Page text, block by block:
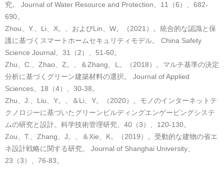
究。 Journal of Water Resource and Protection、11（6）、682-
690。
Zhou、Y.、Li、X。、およびLin、W。（2021）。統合的な認識と保
護に基づくスマートホームセキュリティモデル。 China Safety
Science Journal、31（2）、51-60。
Zhu、C.、Zhao、Z。、＆Zhang、L。（2018）。マルチ基準の決定
分析に基づくグリーン建築材料の選択。 Journal of Applied
Sciences、18（4）、30-38。
Zhu、J.、Liu、Y。、＆Li、Y。（2020）。モノのインターネットテ
クノロジーに基づいたグリーンビルディングエンゲービングシステ
ムの研究と設計。科学技術管理研究、40（3）、120-130。
Zou、T.、Zhang、J。、＆Xie、K。（2019）。受動的な建物の省エ
ネ設計戦略に関する研究。 Journal of Shanghai University、
23（3）、76-83。